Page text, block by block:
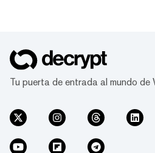
Tu puerta de entrada al mundo de